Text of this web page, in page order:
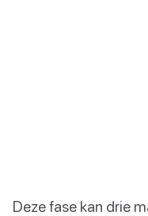
Deze fase kan drie